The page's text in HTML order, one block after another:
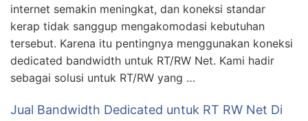
internet semakin meningkat, dan koneksi standar
kerap tidak sanggup mengakomodasi kebutuhan
tersebut. Karena itu pentingnya menggunakan koneksi
dedicated bandwidth untuk RT/RW Net. Kami hadir
sebagai solusi untuk RT/RW yang …
Jual Bandwidth Dedicated untuk RT RW Net Di